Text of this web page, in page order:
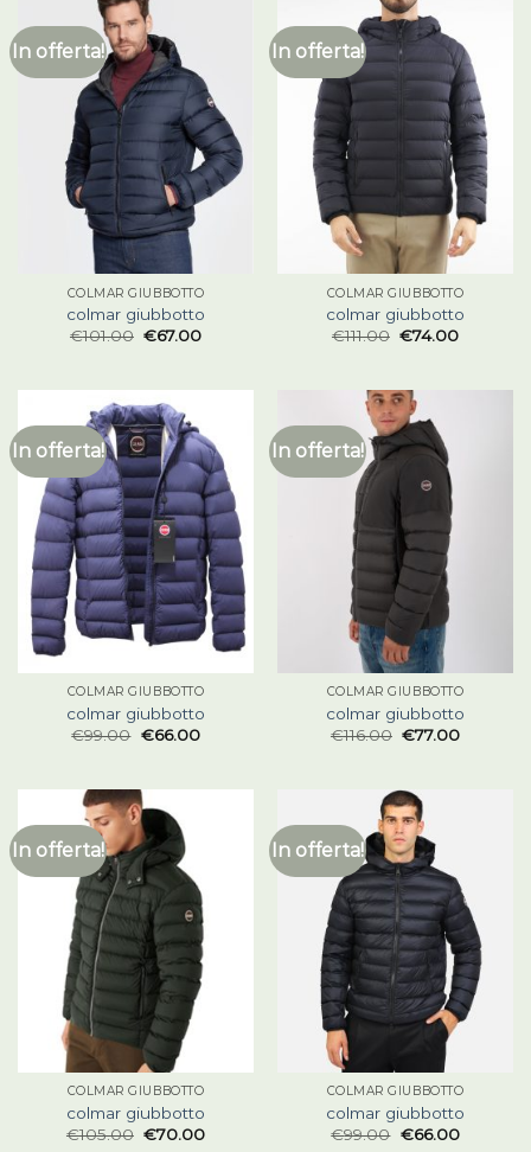
In offerta!
COLMAR GIUBBOTTO
colmar giubbotto
€101.00 €67.00
In offerta!
COLMAR GIUBBOTTO
colmar giubbotto
€111.00 €74.00
In offerta!
COLMAR GIUBBOTTO
colmar giubbotto
€99.00 €66.00
In offerta!
COLMAR GIUBBOTTO
colmar giubbotto
€116.00 €77.00
In offerta!
COLMAR GIUBBOTTO
colmar giubbotto
€105.00 €70.00
In offerta!
COLMAR GIUBBOTTO
colmar giubbotto
€99.00 €66.00